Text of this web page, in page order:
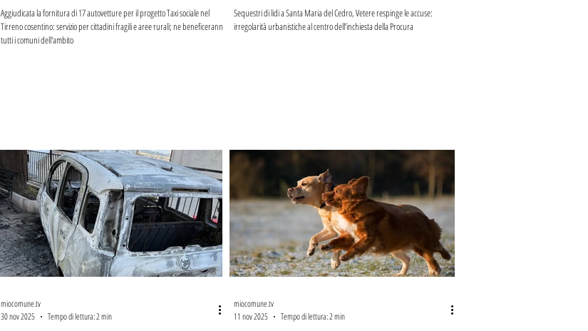
Aggiudicata la fornitura di 17 autovetture per il progetto Taxi sociale nel
Tirreno cosentino: servizio per cittadini fragili e aree rurali; ne beneficeranno
tutti i comuni dell'ambito
Sequestri di lidi a Santa Maria del Cedro, Vetere respinge le accuse:
irregolarità urbanistiche al centro dell’inchiesta della Procura
miocomune.tv
30 nov 2025
Tempo di lettura: 2 min
miocomune.tv
11 nov 2025
Tempo di lettura: 2 min